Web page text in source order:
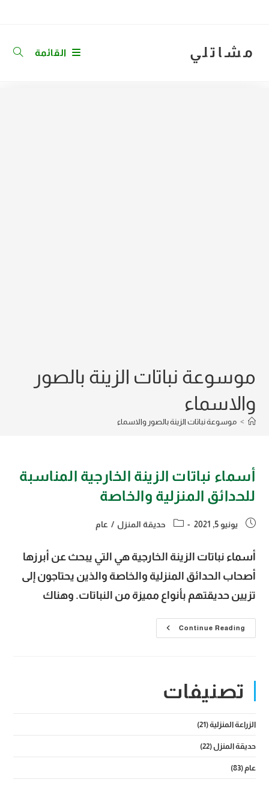
مشاتلي القائمة
موسوعة نباتات الزينة بالصور
والاسماء
> موسوعة نباتات الزينة بالصور والاسماء
أسماء نباتات الزينة الخارجية المناسبة
للحدائق المنزلية والخاصة
Post
يونيو 5, 2021
Post
حديقة المنزل / عام
أسماء نباتات الزينة الخارجية هي التي يبحث عن أبرزها
أصحاب الحدائق المنزلية والخاصة والذين يحتاجون إلى
تزيين حديقتهم بأنواع مميزة من النباتات. وهناك
Continue Readingأسماء
نباتات
والخاصة
تصنيفات
الزراعة المنزلية(21)
حديقة المنزل (22)
عام(83)